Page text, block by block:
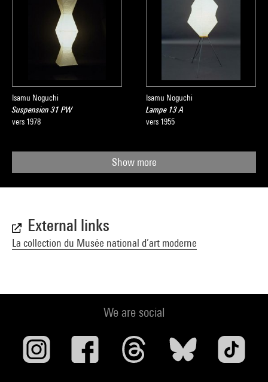
Isamu Noguchi
Suspension 31 PW
vers 1978
Isamu Noguchi
Lampe 13 A
vers 1955
Show more
External links
La collection du Musée national d’art moderne
We are social